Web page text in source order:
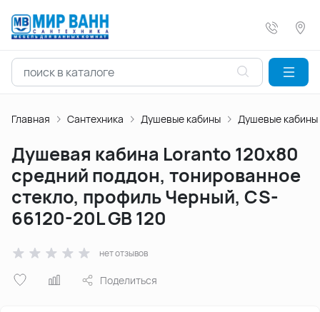
Главная Сантехника Душевые кабины Душевые
Душевая кабина Loranto 120х80
средний поддон, тонированное
стекло, профиль Черный, CS-
66120-20L GB 120
нет отзывов
Поделиться